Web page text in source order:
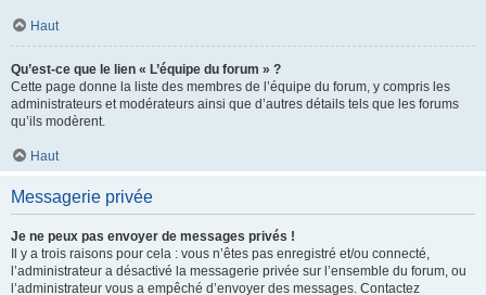
Haut
Qu’est-ce que le lien « L’équipe du forum » ?
Cette page donne la liste des membres de l’équipe du forum, y compris les
administrateurs et modérateurs ainsi que d’autres détails tels que les forums
qu’ils modèrent.
Haut
Messagerie privée
Je ne peux pas envoyer de messages privés !
Il y a trois raisons pour cela : vous n’êtes pas enregistré et/ou connecté,
l’administrateur a désactivé la messagerie privée sur l’ensemble du forum, ou
l’administrateur vous a empêché d’envoyer des messages. Contactez